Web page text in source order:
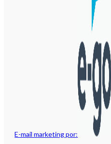
E-mail marketing por: